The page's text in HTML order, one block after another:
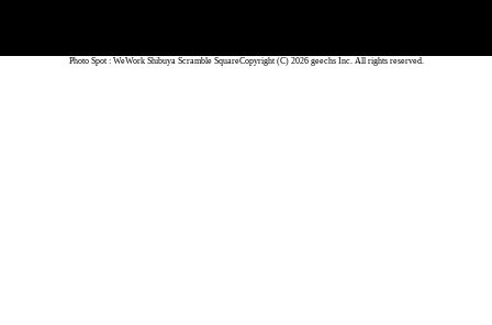
Photo Spot : WeWork Shibuya Scramble SquareCopyright (C) 2026 geechs Inc. All rights reserved.